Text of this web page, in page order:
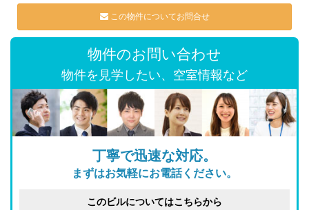
この物件についてお問合せ
物件のお問い合わせ
物件を見学したい、空室情報など
丁寧で迅速な対応。
まずはお気軽にお電話ください。
このビルについてはこちらから